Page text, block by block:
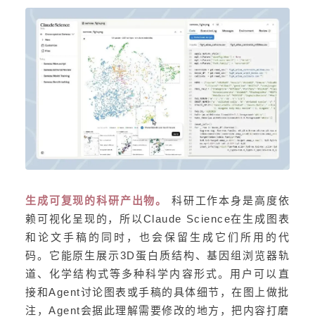
生成可复现的科研产出物。
科研工作本身是高度依
赖可视化呈现的，所以Claude Science在生成图表
和论文手稿的同时，也会保留生成它们所用的代
码。它能原生展示3D蛋白质结构、基因组浏览器轨
道、化学结构式等多种科学内容形式。用户可以直
接和Agent讨论图表或手稿的具体细节，在图上做批
注，Agent会据此理解需要修改的地方，把内容打磨